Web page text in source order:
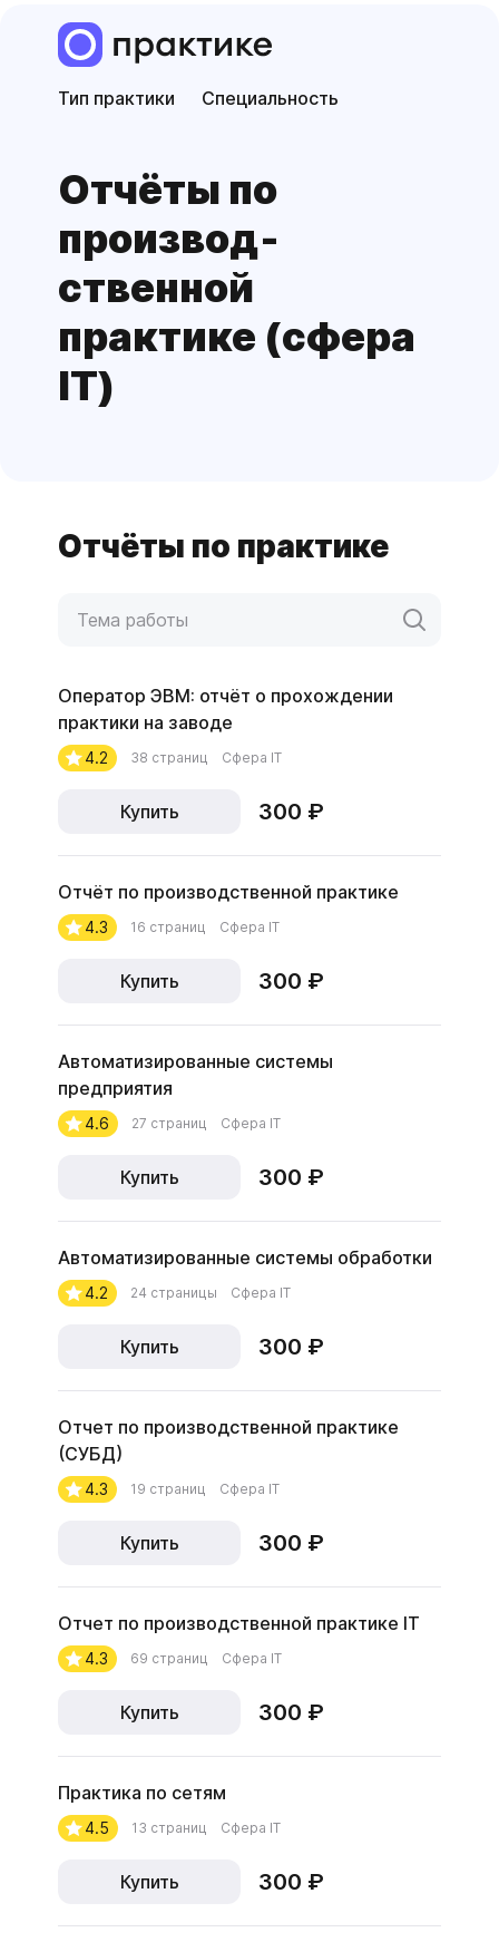
Тип практики Специальность
Отчёты по
производ­
ственной
практике (сфера
IT)
Отчёты по практике
Оператор ЭВМ: отчёт о прохождении
практики на заводе
4.2 38 страниц Сфера IT
Купить 300 ₽
Отчёт по производственной практике
4.3 16 страниц Сфера IT
Купить 300 ₽
Автоматизированные системы
предприятия
4.6 27 страниц Сфера IT
Купить 300 ₽
Автоматизированные системы обработки
4.2 24 страницы Сфера IT
Купить 300 ₽
Отчет по производственной практике
(СУБД)
4.3 19 страниц Сфера IT
Купить 300 ₽
Отчет по производственной практике IT
4.3 69 страниц Сфера IT
Купить 300 ₽
Практика по сетям
4.5 13 страниц Сфера IT
Купить 300 ₽